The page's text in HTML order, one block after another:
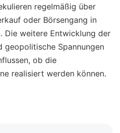
regelmäßig über
oder Börsengang in
Die weitere Entwicklung der
geopolitische Spannungen
ob die
realisiert werden können.